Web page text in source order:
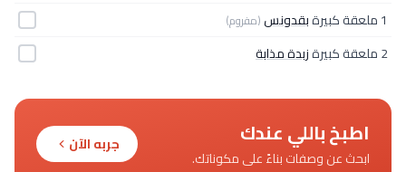
1 ملعقة كبيرة
بقدونس(مفروم)
2 ملعقة كبيرة زبدة مذابة
اطبخ باللي عندك
ابحث عن وصفات بناءً على مكوناتك.
جربه الآن